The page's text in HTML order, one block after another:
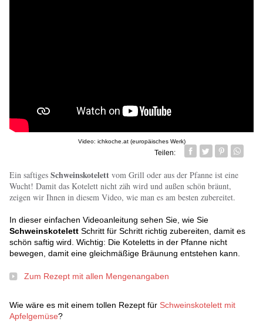
Video: ichkoche.at (europäisches Werk)
Teilen:
Facebook
TwitterPin it
Ein saftiges Schweinskotelett vom Grill oder aus der Pfanne ist eine
Wucht! Damit das Kotelett nicht zäh wird und außen schön bräunt,
zeigen wir Ihnen in diesem Video, wie man es am besten zubereitet.
In dieser einfachen Videoanleitung sehen Sie, wie Sie
Schweinskotelett Schritt für Schritt richtig zubereiten, damit es
schön saftig wird. Wichtig: Die Koteletts in der Pfanne nicht
bewegen, damit eine gleichmäßige Bräunung entstehen kann.
Zum Rezept mit allen Mengenangaben
Wie wäre es mit einem tollen Rezept für Schweinskotelett mit
Apfelgemüse?